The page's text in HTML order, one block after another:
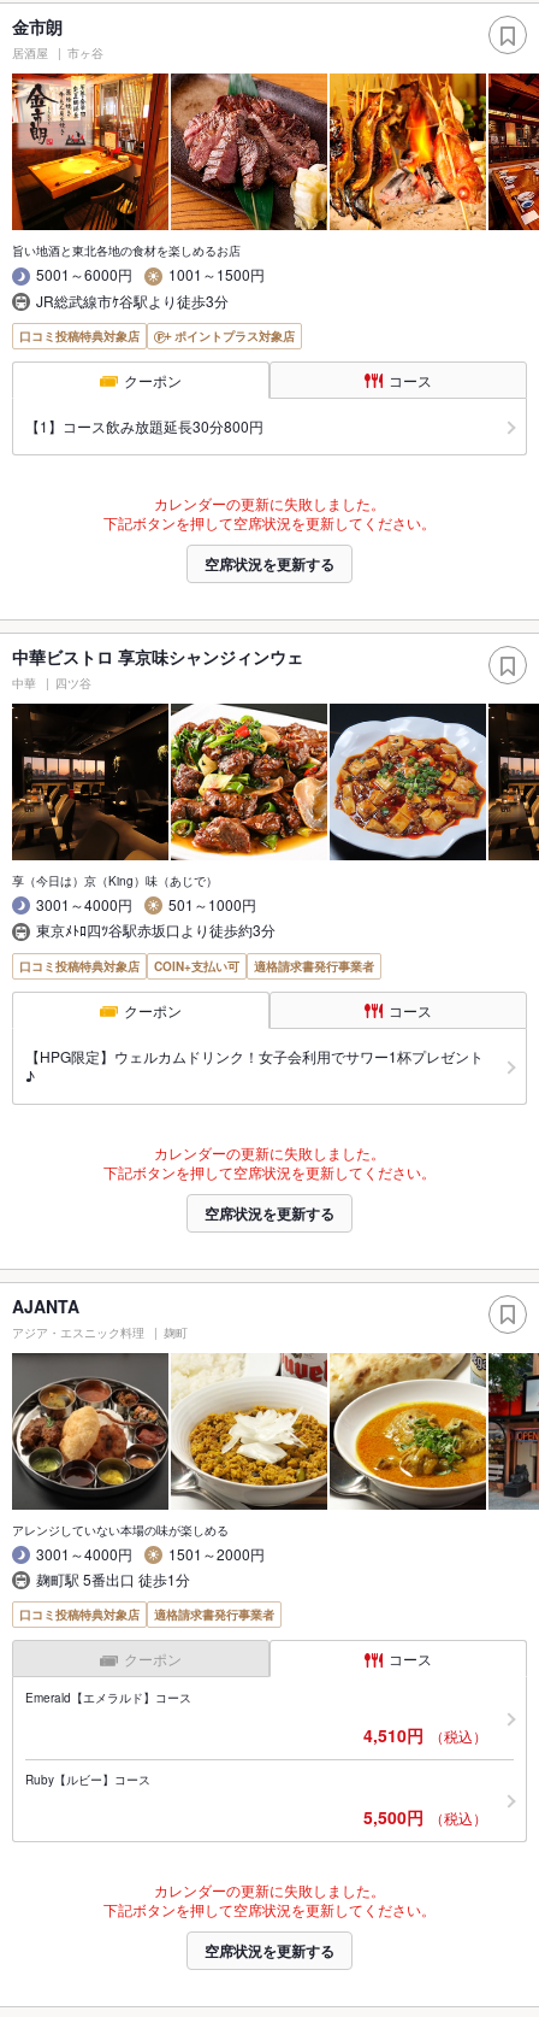
金市朗
居酒屋 市ヶ谷
旨い地酒と東北各地の食材を楽しめるお店
5001～6000円
1001～1500円
JR総武線市ｹ谷駅より徒歩3分
口コミ投稿特典対象店 ポイントプラス対象店
クーポン コース
【1】コース飲み放題延長30分800円
カレンダーの更新に失敗しました。
下記ボタンを押して空席状況を更新してください。
空席状況を更新する
中華ビストロ 享京味シャンジィンウェ
中華 四ツ谷
享（今日は）京（King）味（あじで）
3001～4000円
501～1000円
東京ﾒﾄﾛ四ﾂ谷駅赤坂口より徒歩約3分
口コミ投稿特典対象店 COIN+支払い可 適格請求書発行事業者
クーポン コース
【HPG限定】ウェルカムドリンク！女子会利用でサワー1杯プレゼント
♪
カレンダーの更新に失敗しました。
下記ボタンを押して空席状況を更新してください。
空席状況を更新する
AJANTA
アジア・エスニック料理 麹町
アレンジしていない本場の味が楽しめる
3001～4000円
1501～2000円
麹町駅 5番出口 徒歩1分
口コミ投稿特典対象店 適格請求書発行事業者
クーポン コース
Emerald【エメラルド】コース
4,510円 （税込）
Ruby【ルビー】コース
5,500円 （税込）
カレンダーの更新に失敗しました。
下記ボタンを押して空席状況を更新してください。
空席状況を更新する